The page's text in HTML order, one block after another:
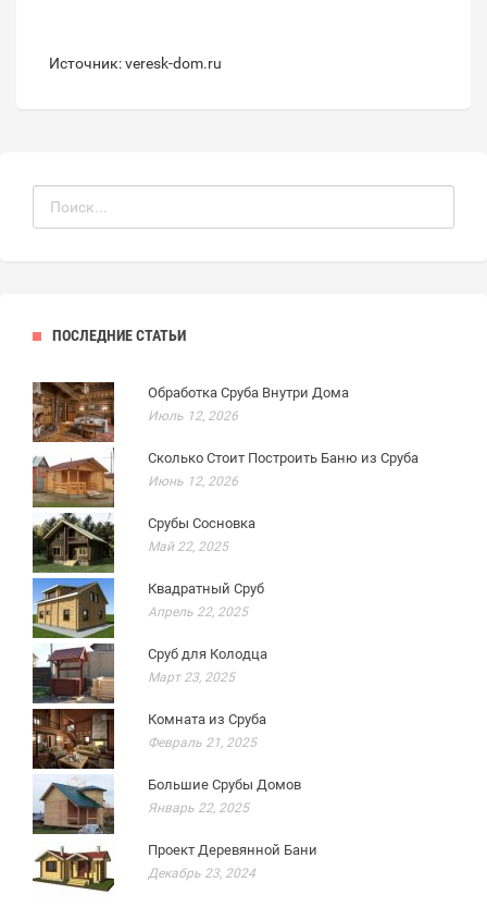
Источник: veresk-dom.ru
ПОСЛЕДНИЕ СТАТЬИ
Обработка Сруба Внутри Дома
Июль 12, 2026
Сколько Стоит Построить Баню из Сруба
Июнь 12, 2026
Срубы Сосновка
Май 22, 2025
Квадратный Сруб
Апрель 22, 2025
Сруб для Колодца
Март 23, 2025
Комната из Сруба
Февраль 21, 2025
Большие Срубы Домов
Январь 22, 2025
Проект Деревянной Бани
Декабрь 23, 2024